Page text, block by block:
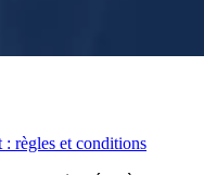
règles et conditions